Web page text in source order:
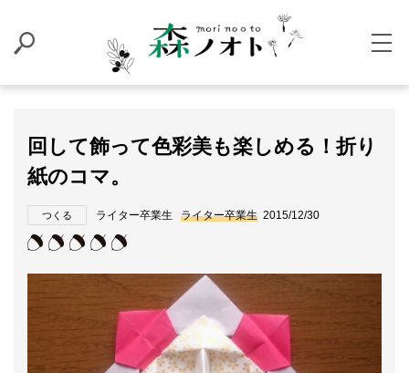
回して飾って色彩美も楽しめる！折り
紙のコマ。
つくる ライター卒業生 ライター卒業生 2015/12/30